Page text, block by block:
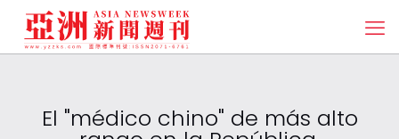
El "médico chino" de más alto